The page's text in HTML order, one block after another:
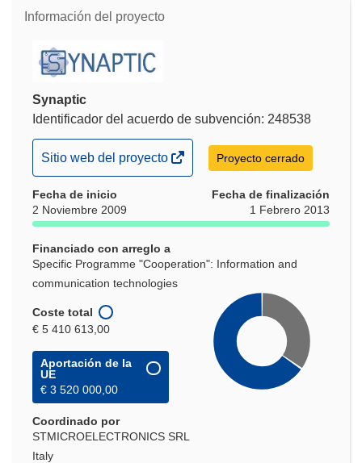
Información del proyecto
Synaptic
Identificador del acuerdo de subvención: 248538
(se
abrirá
en
una
ventana)
Sitio web del proyecto Proyecto cerrado
Fecha de inicio
2 Noviembre 2009
Fecha de finalización
1 Febrero 2013
Financiado con arreglo a
Specific Programme "Cooperation": Information and
communication technologies
Coste total
€ 5 410 613,00
Aportación de la
UE
€ 3 520 000,00
Coordinado por
STMICROELECTRONICS SRL
Italy